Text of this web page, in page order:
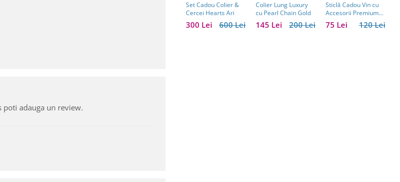
poti adauga un review.
Set Cadou Colier &
Cercei Hearts Ari
600 Lei
300 Lei
Colier Lung Luxury
cu Pearl Chain Gold
200 Lei
145 Lei
Sticlă Cadou Vin cu
Accesorii Premium
Personalizată – Set
Elegant pentru120 Lei
75 Lei